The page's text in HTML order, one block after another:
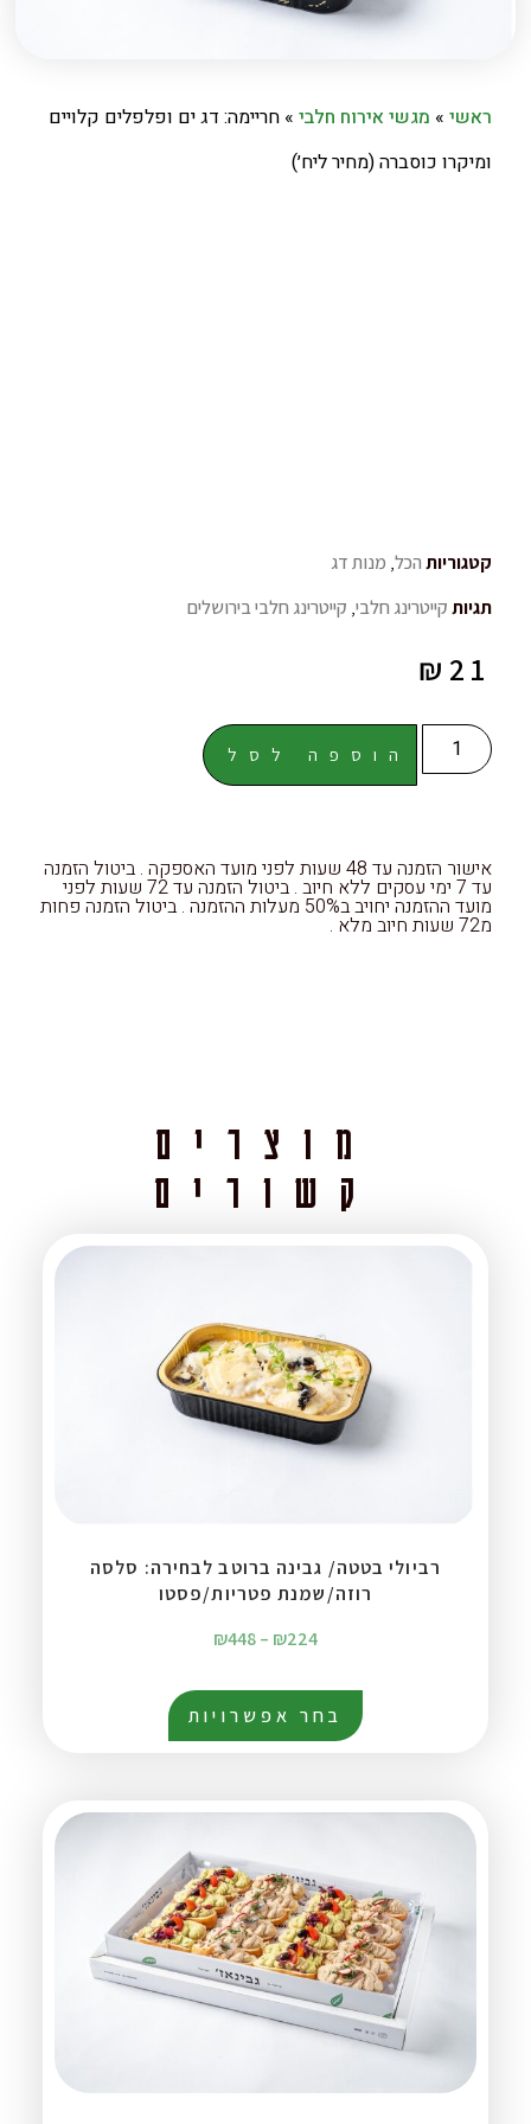
ראשי » מגשי אירוח חלבי »חריימה: דג ים ופלפלים קלויים
ומיקרו כוסברה (מחיר ליח׳)
קטגוריותהכל, מנות דג
תגיותקייטרינג חלבי, קייטרינג חלבי בירושלים
₪ 21
הוספה לסל
אישור הזמנה עד 48 שעות לפני מועד האספקה . ביטול הזמנה
עד 7 ימי עסקים ללא חיוב . ביטול הזמנה עד 72 שעות לפני
מועד ההזמנה יחויב ב50% מעלות ההזמנה . ביטול הזמנה פחות
מ72 שעות חיוב מלא .
מוצרים
קשורים
רביולי בטטה/ גבינה ברוטב לבחירה: סלסה
רוזה/שמנת פטריות/פסטו
₪224
–
₪448
בחר אפשרויות